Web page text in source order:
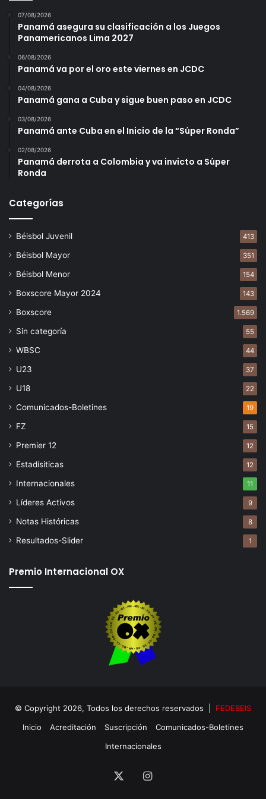
07/08/2026
Panamá asegura su clasificación a los Juegos
Panamericanos Lima 2027
06/08/2026
Panamá va por el oro este viernes en JCDC
04/08/2026
Panamá gana a Cuba y sigue buen paso en JCDC
03/08/2026
Panamá ante Cuba en el Inicio de la “Súper Ronda”
02/08/2026
Panamá derrota a Colombia y va invicto a Súper
Ronda
Categorías
Béisbol Juvenil 413
Béisbol Mayor 351
Béisbol Menor 154
Boxscore Mayor 2024 143
Boxscore 1.569
Sin categoría 55
WBSC 44
U23 37
U18 22
Comunicados-Boletines 19
FZ 15
Premier 12 12
Estadísiticas 12
Internacionales 11
Líderes Activos 9
Notas Históricas 8
Resultados-Slider 1
Premio Internacional OX
© Copyright 2026, Todos los derechos reservados | FEDEBEIS
Inicio
Acreditación Suscripción
Comunicados-Boletines
Internacionales
Instagram